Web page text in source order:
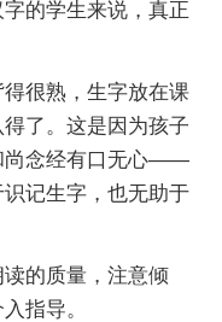
的学生来说，真正
很熟，生字放在课
了。这是因为孩子
尚念经有口无心——
记生字，也无助于
的质量，注意倾
指导。